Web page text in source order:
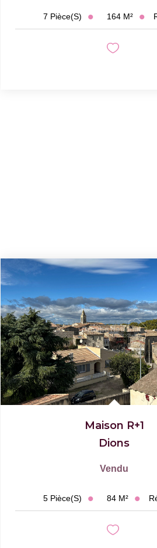
7 Pièce(s) 164 M²
Maison R+1
Dions
Vendu
5 Pièce(s) 84 M²